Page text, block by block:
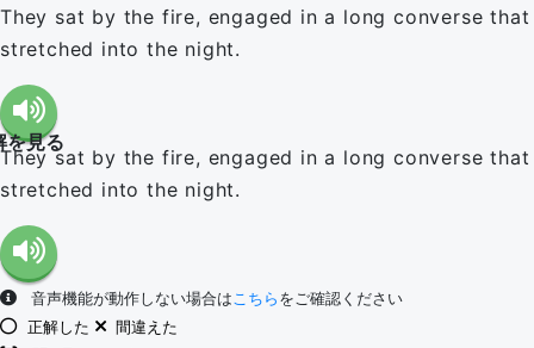
They sat by the fire, engaged in a long converse that
stretched into the night.
を見る
They sat by the fire, engaged in a long converse that
stretched into the night.
音声機能が動作しない場合はこちら をご確認ください
正解した
間違えた